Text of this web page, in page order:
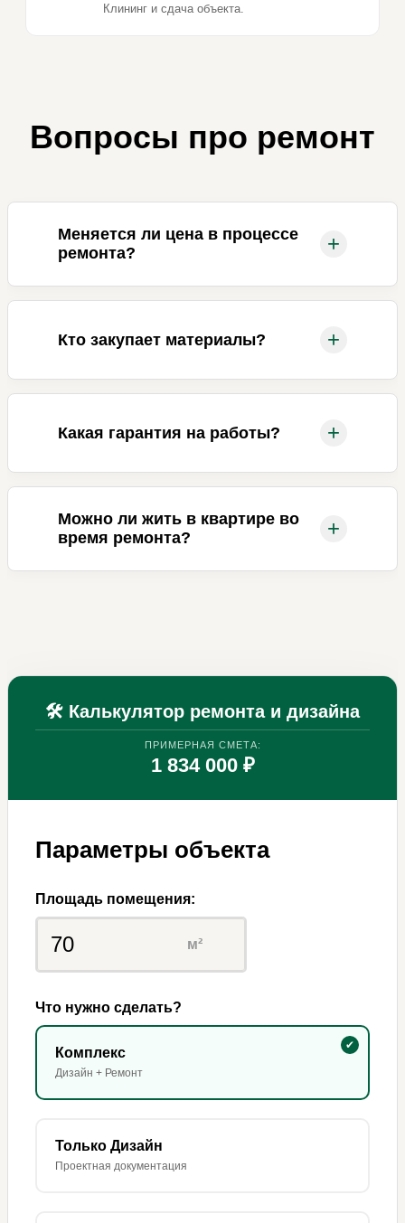
Клининг и сдача объекта.
Вопросы про ремонт
Меняется ли цена в процессе
ремонта?
+
Кто закупает материалы? +
Какая гарантия на работы? +
Можно ли жить в квартире во
время ремонта?
+
🛠 Калькулятор ремонта и дизайна
ПРИМЕРНАЯ СМЕТА:
1 834 000 ₽
Параметры объекта
Площадь помещения:
м²
Что нужно сделать?
Комплекс
Дизайн + Ремонт
Только Дизайн
Проектная документация